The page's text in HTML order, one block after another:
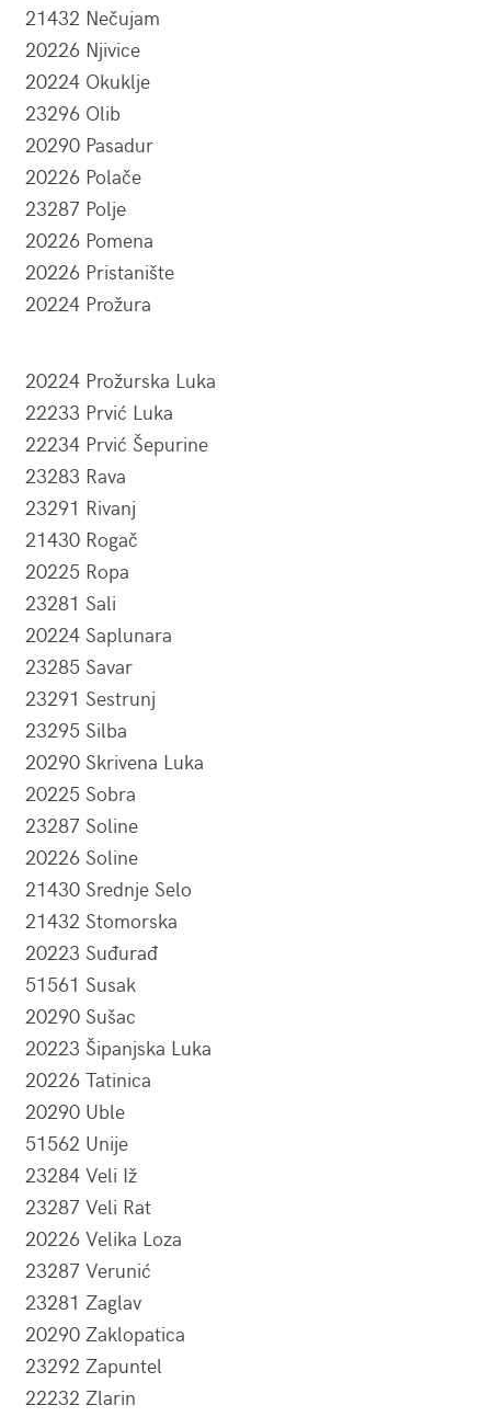
21432 Nečujam
20226 Njivice
20224 Okuklje
23296 Olib
20290 Pasadur
20226 Polače
23287 Polje
20226 Pomena
20226 Pristanište
20224 Prožura
20224 Prožurska Luka
22233 Prvić Luka
22234 Prvić Šepurine
23283 Rava
23291 Rivanj
21430 Rogač
20225 Ropa
23281 Sali
20224 Saplunara
23285 Savar
23291 Sestrunj
23295 Silba
20290 Skrivena Luka
20225 Sobra
23287 Soline
20226 Soline
21430 Srednje Selo
21432 Stomorska
20223 Suđurađ
51561 Susak
20290 Sušac
20223 Šipanjska Luka
20226 Tatinica
20290 Uble
51562 Unije
23284 Veli Iž
23287 Veli Rat
20226 Velika Loza
23287 Verunić
23281 Zaglav
20290 Zaklopatica
23292 Zapuntel
22232 Zlarin